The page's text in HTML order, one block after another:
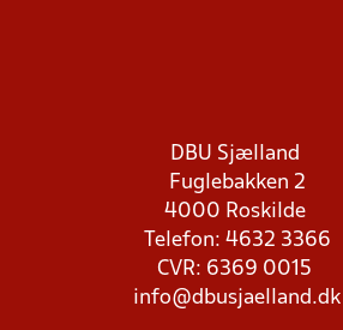
DBU Sjælland
Fuglebakken 2
4000 Roskilde
Telefon: 4632 3366
CVR: 6369 0015
info@dbusjaelland.dk